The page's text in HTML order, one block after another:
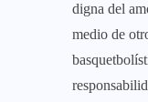
digna del
medio de